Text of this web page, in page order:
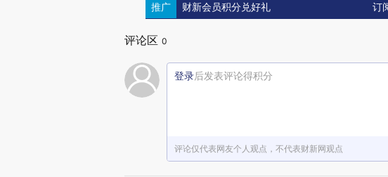
推广 财新会员积分兑好礼 订
评论区 0
登录后发表评论得积分
评论仅代表网友个人观点，不代表财新网观点